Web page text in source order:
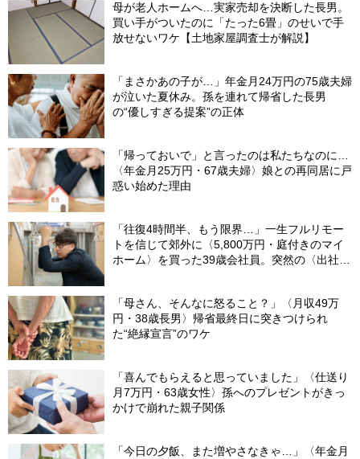
母が老人ホームへ…実家売却を決断した長男。
買い手がついたのに「たった6畳」のせいで手
放せないワケ【土地家屋調査士が解説】
「まさかあの子が…」年金月24万円の75歳夫婦
が泣いた夏休み。孫を連れて帰省した長男
の“優しすぎる提案”の正体
「帰っておいで」と言ったのは私たちなのに…
〈年金月25万円・67歳夫婦〉娘との再同居に戸
惑い始めた理由
「往復4時間半、もう限界…」一生フルリモー
トを信じて郊外に〈5,800万円・庭付きのマイ
ホーム〉を買った39歳会社員。突然の〈出社
「母さん、そんなに怒ること？」〈月収49万
円・38歳長男〉帰省最終日に突きつけられ
た“絶縁宣言”のワケ
「喜んでもらえると思っていました」〈仕送り
月7万円・63歳女性〉孫へのプレゼントがきっ
かけで崩れた親子関係
「今日の夕飯、また増やさなきゃ…」〈年金月